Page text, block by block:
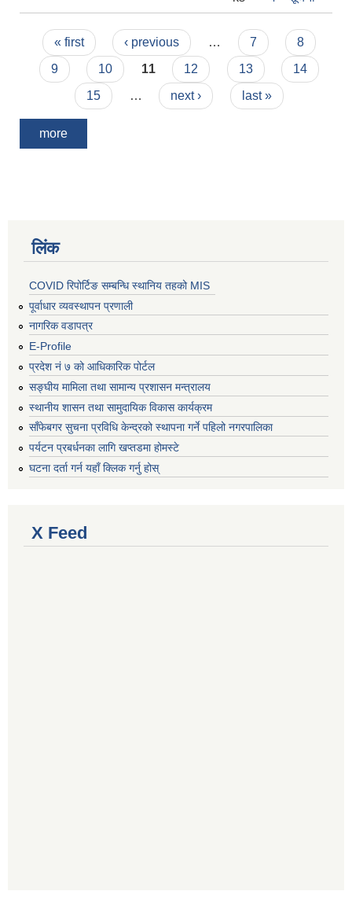
Pages
« first ‹ previous … 7
8
9
10 11 12 13
14
15
… next › last »
more
लिंक
COVID रिपोर्टिङ सम्बन्धि स्थानिय तहको MIS
पूर्वाधार व्यवस्थापन प्रणाली
नागरिक वडापत्र
E-Profile
प्रदेश नं ७ को आधिकारिक पोर्टल
सङ्घीय मामिला तथा सामान्य प्रशासन मन्त्रालय
स्थानीय शासन तथा सामुदायिक विकास कार्यक्रम
साँफेबगर सुचना प्रविधि केन्द्रको स्थापना गर्ने पहिलो नगरपालिका
पर्यटन प्रबर्धनका लागि खप्तडमा होमस्टे
घटना दर्ता गर्न यहाँ क्लिक गर्नु होस्
X Feed